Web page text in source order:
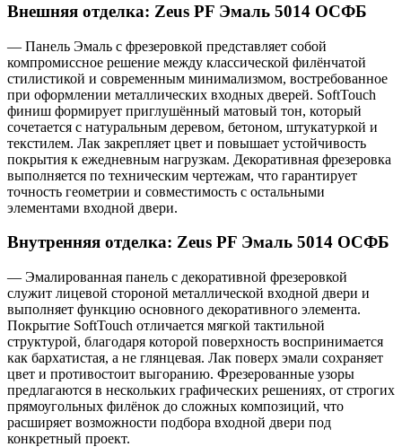
Внешняя отделка: Zeus PF Эмаль 5014 ОСФБ
— Панель Эмаль с фрезеровкой представляет собой
компромиссное решение между классической филёнчатой
стилистикой и современным минимализмом, востребованное
при оформлении металлических входных дверей. SoftTouch
финиш формирует приглушённый матовый тон, который
сочетается с натуральным деревом, бетоном, штукатуркой и
текстилем. Лак закрепляет цвет и повышает устойчивость
покрытия к ежедневным нагрузкам. Декоративная фрезеровка
выполняется по техническим чертежам, что гарантирует
точность геометрии и совместимость с остальными
элементами входной двери.
Внутренняя отделка: Zeus PF Эмаль 5014 ОСФБ
— Эмалированная панель с декоративной фрезеровкой
служит лицевой стороной металлической входной двери и
выполняет функцию основного декоративного элемента.
Покрытие SoftTouch отличается мягкой тактильной
структурой, благодаря которой поверхность воспринимается
как бархатистая, а не глянцевая. Лак поверх эмали сохраняет
цвет и противостоит выгоранию. Фрезерованные узоры
предлагаются в нескольких графических решениях, от строгих
прямоугольных филёнок до сложных композиций, что
расширяет возможности подбора входной двери под
конкретный проект.